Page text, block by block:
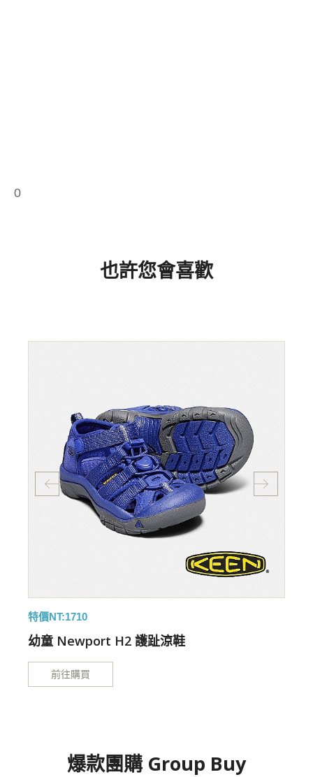
0
也許您會喜歡
特價NT:1710
幼童 Newport H2 護趾涼鞋
前往購買
爆款團購 Group Buy